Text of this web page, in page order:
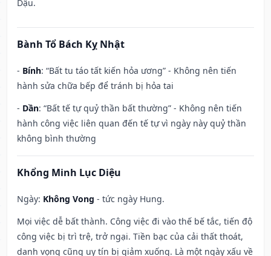
Dậu.
Bành Tổ Bách Kỵ Nhật
- Bính: “Bất tu táo tất kiến hỏa ương” - Không nên tiến
hành sửa chữa bếp để tránh bị hỏa tai
- Dần: “Bất tế tự quỷ thần bất thường” - Không nên tiến
hành công việc liên quan đến tế tự vì ngày này quỷ thần
không bình thường
Khổng Minh Lục Diệu
Ngày: Không Vong - tức ngày Hung.
Mọi việc dễ bất thành. Công việc đi vào thế bế tắc, tiến độ
công việc bị trì trệ, trở ngại. Tiền bạc của cải thất thoát,
danh vọng cũng uy tín bị giảm xuống. Là một ngày xấu về